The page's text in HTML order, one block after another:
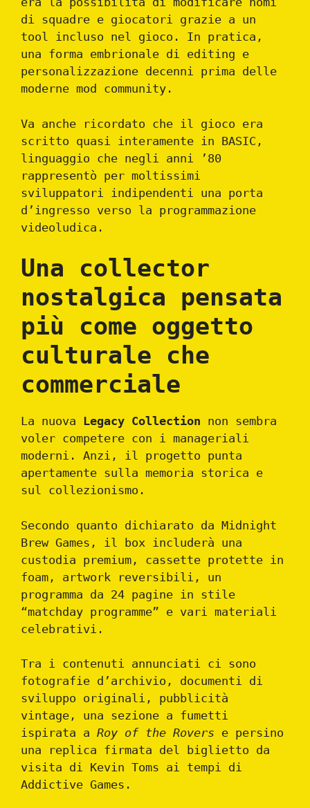
di squadre e giocatori grazie a un
tool incluso nel gioco. In pratica,
una forma embrionale di editing e
personalizzazione decenni prima delle
moderne mod community.
Va anche ricordato che il gioco era
scritto quasi interamente in BASIC,
linguaggio che negli anni ’80
rappresentò per moltissimi
sviluppatori indipendenti una porta
d’ingresso verso la programmazione
videoludica.
Una collector
nostalgica pensata
più come oggetto
culturale che
commerciale
La nuova Legacy Collection non sembra
voler competere con i manageriali
moderni. Anzi, il progetto punta
apertamente sulla memoria storica e
sul collezionismo.
Secondo quanto dichiarato da Midnight
Brew Games, il box includerà una
custodia premium, cassette protette in
foam, artwork reversibili, un
programma da 24 pagine in stile
“matchday programme” e vari materiali
celebrativi.
Tra i contenuti annunciati ci sono
fotografie d’archivio, documenti di
sviluppo originali, pubblicità
vintage, una sezione a fumetti
ispirata a Roy of the Rovers e persino
una replica firmata del biglietto da
visita di Kevin Toms ai tempi di
Addictive Games.